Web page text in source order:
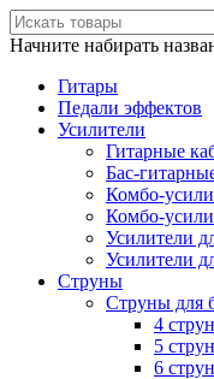
Начните набирать
Гитары
Педали эффектов
Усилители
Гитарные
Бас-
Комбо-
Комбо-
Усилители
Усилители
Струны
Струны для
4
5 струн
6